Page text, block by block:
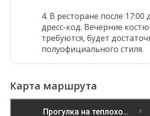
В ресторане после 17:00
дресс-код. Вечерние
требуются, будет
полуофициального стиля.
Карта маршрута